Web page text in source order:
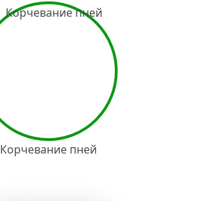
Корчевание пней